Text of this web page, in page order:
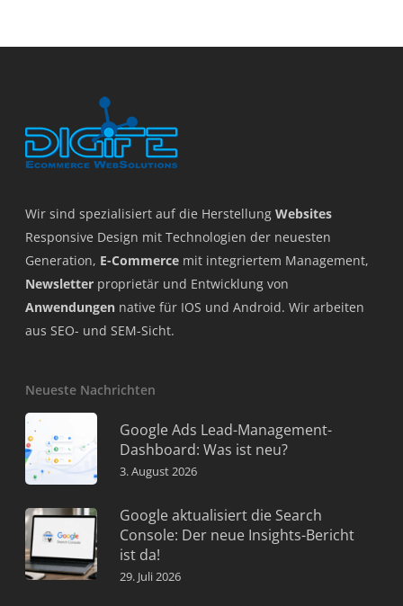
Wir sind spezialisiert auf die Herstellung Websites
Responsive Design mit Technologien der neuesten
Generation, E-Commerce mit integriertem Management,
Newsletter proprietär und Entwicklung von
Anwendungen native für IOS und Android. Wir arbeiten
aus SEO- und SEM-Sicht.
Neueste Nachrichten
Google Ads Lead-Management-
Dashboard: Was ist neu?
3. August 2026
Google aktualisiert die Search
Console: Der neue Insights-Bericht
ist da!
29. Juli 2026